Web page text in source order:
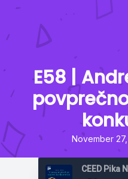
E58 |
November
CEED Pika